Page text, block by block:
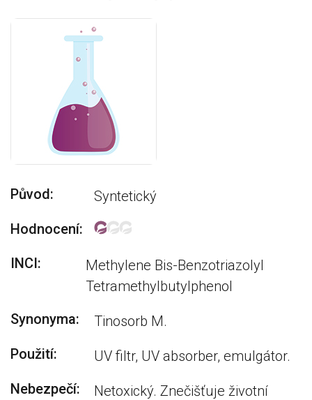
Původ:
Syntetický
Hodnocení:
INCI:
Methylene Bis-Benzotriazolyl
Tetramethylbutylphenol
Synonyma:
Tinosorb M.
Použití:
UV filtr, UV absorber, emulgátor.
Nebezpečí:
Netoxický. Znečišťuje životní